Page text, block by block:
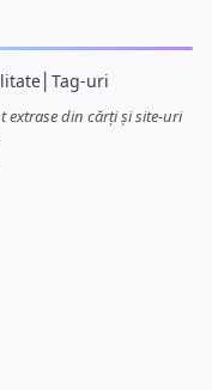
│ Tag-uri
extrase din cărți și site-uri